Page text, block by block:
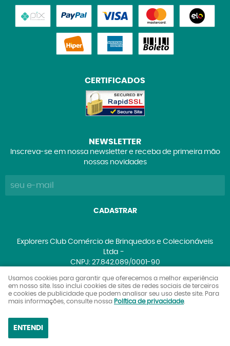
CERTIFICADOS
NEWSLETTER
Inscreva-se em nossa newsletter e receba de primeira mão
nossas novidades
CADASTRAR
Explorers Club Comércio de Brinquedos e Colecionáveis
Ltda
CNPJ: 27.842.089/0001-90
LOJA VIRTUAL CRIADA POR
Usamos cookies para garantir que oferecemos a melhor experiência
em nosso site. Isso inclui cookies de sites de redes sociais de terceiros
e cookies de publicidade que podem analisar seu uso deste site. Para
mais informações, consulte nossa Política de privacidade.
ENTENDI